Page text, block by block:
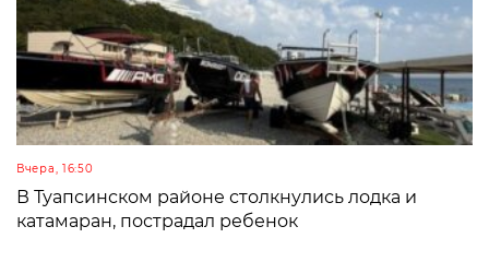
Вчера, 16:50
В Туапсинском районе столкнулись лодка и
катамаран, пострадал ребенок